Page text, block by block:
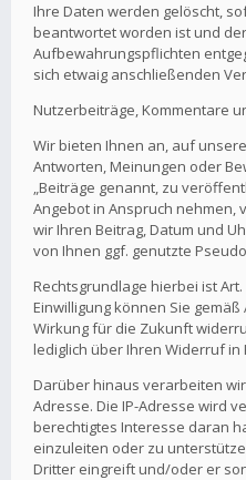
Ihre Daten werden gelöscht,
beantwortet worden ist und
Aufbewahrungspflichten
sich etwaig anschließenden
Nutzerbeiträge, Kommentare
Wir bieten Ihnen an, auf
Antworten, Meinungen oder
„Beiträge genannt, zu
Angebot in Anspruch
wir Ihren Beitrag, Datum und
von Ihnen ggf. genutzte
Rechtsgrundlage hierbei ist Art.
Einwilligung können Sie gemäß
Wirkung für die Zukunft
lediglich über Ihren Widerruf in
Darüber hinaus verarbeiten wir
Adresse. Die IP-Adresse wird
berechtigtes Interesse daran
einzuleiten oder zu
Dritter eingreift und/oder er